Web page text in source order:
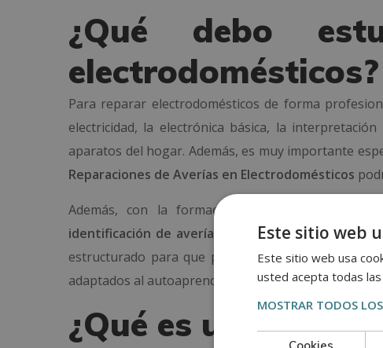
¿Qué debo
electrodomésticos?
Para reparar electrodomésticos de forma
electricidad, la electrónica básica, la
aparatos del hogar. Además, es muy importante
Reparaciones de Averías en Electrodomésticos
Además, con la formación aprenderás desde
identificación de averías frecuentes , sin
estructurado para que puedas avanzar paso a
adaptados al autoaprendizaje.
¿Qué es un
Este sitio web
Este sitio web usa
usted acepta todas
MOSTRAR TODOS
Cookies